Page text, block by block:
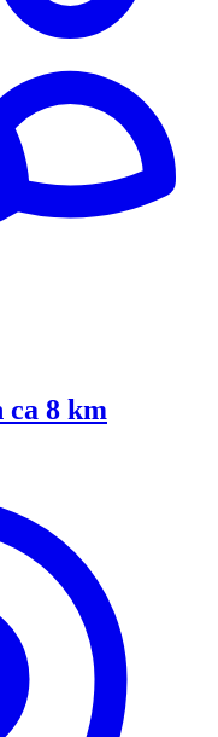
ca 8 km